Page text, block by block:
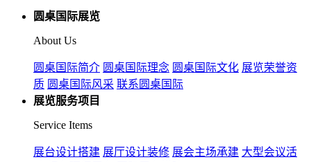
圆桌国际展览
About Us
圆桌国际简介 圆桌国际理念 圆桌国际文化 展览荣誉资
质 圆桌国际风采 联系圆桌国际
展览服务项目
Service Items
展台设计搭建 展厅设计装修 展会主场承建 大型会议活